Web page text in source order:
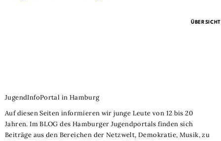
ÜBERSICHT
JugendInfoPortal in Hamburg
Auf diesen Seiten informieren wir junge Leute von 12 bis 20
Jahren. Im BLOG des Hamburger Jugendportals finden sich
Beiträge aus den Bereichen der Netzwelt, Demokratie, Musik, zu